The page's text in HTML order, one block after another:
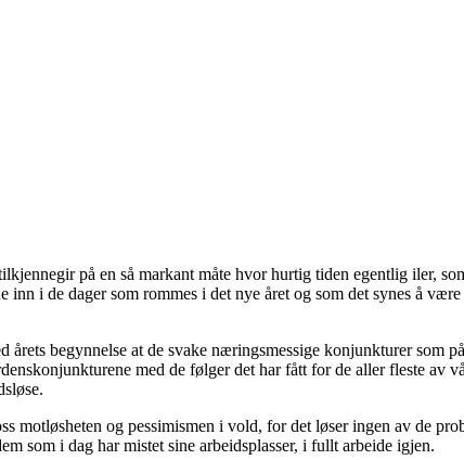
på en så markant måte hvor hurtig tiden egentlig iler,
i de dager som rommes i det nye året og som det synes å
begynnelse at de svake næringsmessige konjunkturer som
med de følger det har fått for de aller fleste av
og pessimismen i vold, for det løser ingen av de
som i dag har mistet sine arbeidsplasser, i fullt arbeide igjen.